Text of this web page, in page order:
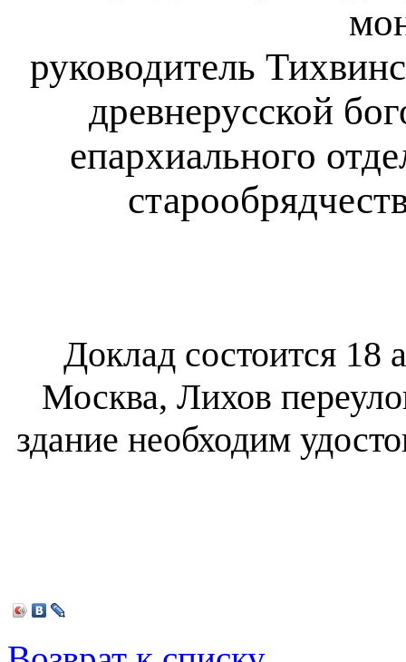
руководитель
древнерусской
епархиального
Доклад состоится 18
Москва, Лихов
здание необходим